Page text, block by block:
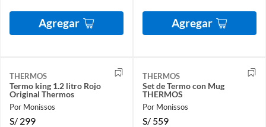
Agregar Agregar
THERMOS
Termo king 1.2 litro Rojo
Original Thermos
Por Monissos
S/ 299
THERMOS
Set de Termo con Mug
THERMOS
Por Monissos
S/ 559